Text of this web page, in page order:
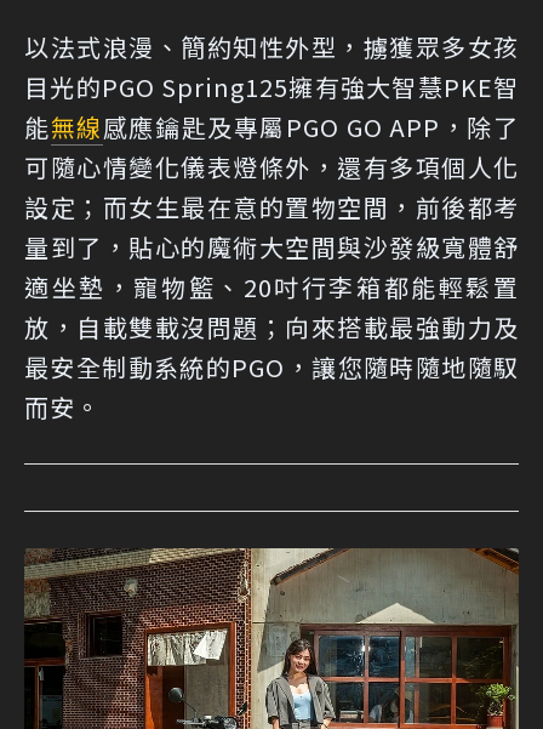
以法式浪漫、簡約知性外型，擄獲眾多女孩
目光的PGO Spring125擁有強大智慧PKE智
能無線感應鑰匙及專屬PGO GO APP，除了
可隨心情變化儀表燈條外，還有多項個人化
設定；而女生最在意的置物空間，前後都考
量到了，貼心的魔術大空間與沙發級寬體舒
適坐墊，寵物籃、20吋行李箱都能輕鬆置
放，自載雙載沒問題；向來搭載最強動力及
最安全制動系統的PGO，讓您隨時隨地隨馭
而安。